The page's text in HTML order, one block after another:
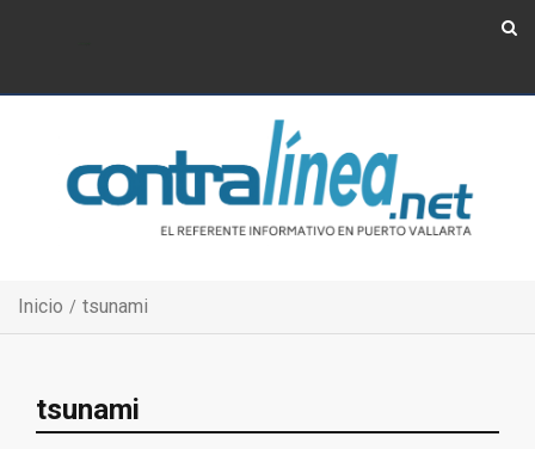
Inicio tsunami
tsunami